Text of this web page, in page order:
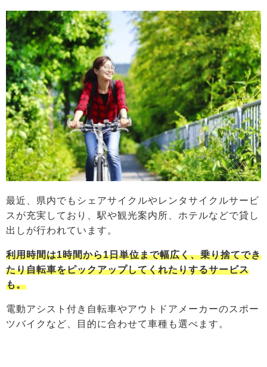
最近、県内でもシェアサイクルやレンタサイクルサービ
スが充実しており、駅や観光案内所、ホテルなどで貸し
出しが行われています。
利用時間は1時間から1日単位まで幅広く、乗り捨てでき
たり自転車をピックアップしてくれたりするサービス
も。
電動アシスト付き自転車やアウトドアメーカーのスポー
ツバイクなど、目的に合わせて車種も選べます。